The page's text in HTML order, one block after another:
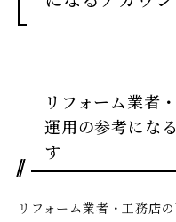
リフォーム業者
運用の参考にな
す
リフォーム業者・工務店